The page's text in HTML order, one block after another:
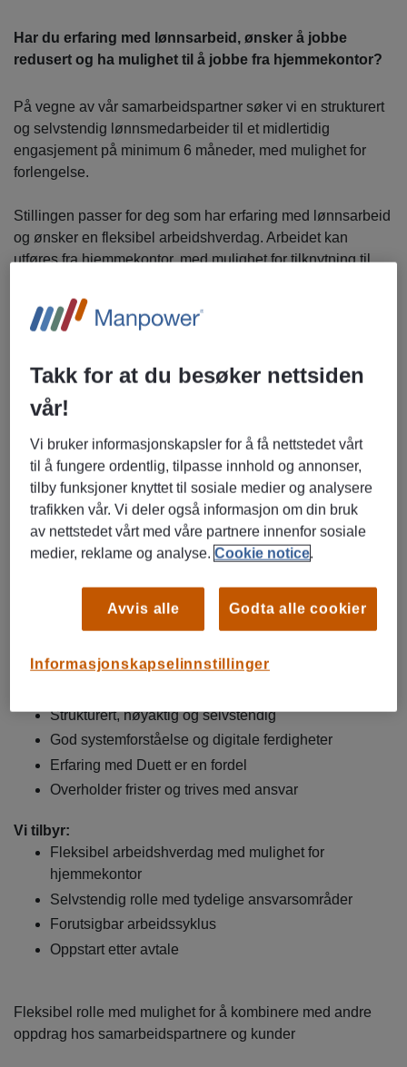
Har du erfaring med lønnsarbeid, ønsker å jobbe
redusert og ha mulighet til å jobbe fra hjemmekontor?
På vegne av vår samarbeidspartner søker vi en strukturert
og selvstendig lønnsmedarbeider til et midlertidig
engasjement på minimum 6 måneder, med mulighet for
forlengelse.
Stillingen passer for deg som har erfaring med lønnsarbeid
og ønsker en fleksibel arbeidshverdag. Arbeidet kan
utføres fra hjemmekontor, med mulighet for tilknytning til
Arbeidsoppgaver:
Kontroll og behandling av timelister (Webtemp)
Registrering og oppfølging av lønn i Duett
Rapportering til offentlige myndigheter (A-melding
m.m.)
Dialog med ansatte og samarbeidspartnere
Arbeidstid og omfang
Stillingen tilsvarer ca. 50–60 % og har en tydelig
den 20. i hver måned til den 8. påfølgende måned, med
Kvalifikasjoner:
Strukturert, nøyaktig og selvstendig
God systemforståelse og digitale ferdigheter
Erfaring med Duett er en fordel
Overholder frister og trives med ansvar
Vi tilbyr:
Fleksibel arbeidshverdag med mulighet for
hjemmekontor
Selvstendig rolle med tydelige ansvarsområder
Forutsigbar arbeidssyklus
Oppstart etter avtale
Fleksibel rolle med mulighet for å kombinere med andre
oppdrag hos samarbeidspartnere og kunder
Takk for at du besøker nettsiden
vår!
Vi bruker informasjonskapsler for å få nettstedet vårt
til å fungere ordentlig, tilpasse innhold og annonser,
tilby funksjoner knyttet til sosiale medier og analysere
trafikken vår. Vi deler også informasjon om din bruk
av nettstedet vårt med våre partnere innenfor sosiale
medier, reklame og analyse.Cookie notice.
Informasjonskapselinnstillinger
Avvis alle Godta alle cookier